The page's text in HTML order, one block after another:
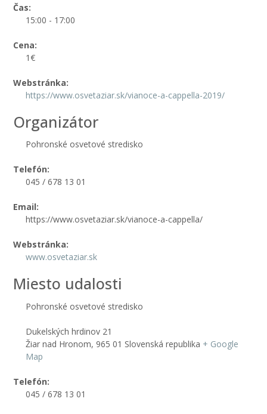
Čas:
15:00 - 17:00
Cena:
1€
Webstránka:
https://www.osvetaziar.sk/vianoce-a-cappella-2019/
Organizátor
Pohronské osvetové stredisko
Telefón:
045 / 678 13 01
Email:
https://www.osvetaziar.sk/vianoce-a-cappella/
Webstránka:
www.osvetaziar.sk
Miesto udalosti
Pohronské osvetové stredisko
Dukelských hrdinov 21
Žiar nad Hronom, 965 01 Slovenská republika + Google
Map
Telefón:
045 / 678 13 01